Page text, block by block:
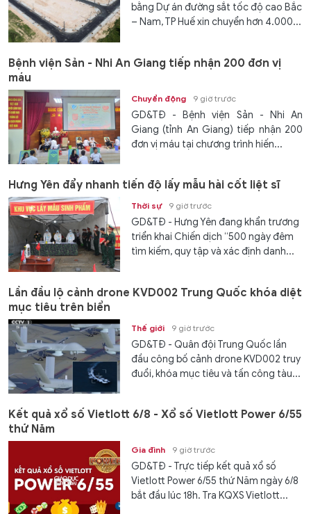
bằng Dự án đường sắt tốc độ cao Bắc
– Nam, TP Huế xin chuyển hơn 4.000...
Bệnh viện Sản - Nhi An Giang tiếp nhận 200 đơn vị
máu
Chuyển động 9 giờ trước
GD&TĐ - Bệnh viện Sản - Nhi An
Giang (tỉnh An Giang) tiếp nhận 200
đơn vị máu tại chương trình hiến...
Hưng Yên đẩy nhanh tiến độ lấy mẫu hài cốt liệt sĩ
Thời sự 9 giờ trước
GD&TĐ - Hưng Yên đang khẩn trương
triển khai Chiến dịch “500 ngày đêm
tìm kiếm, quy tập và xác định danh...
Lần đầu lộ cảnh drone KVD002 Trung Quốc khóa diệt
mục tiêu trên biển
Thế giới 9 giờ trước
GD&TĐ - Quân đội Trung Quốc lần
đầu công bố cảnh drone KVD002 truy
đuổi, khóa mục tiêu và tấn công tàu...
Kết quả xổ số Vietlott 6/8 - Xổ số Vietlott Power 6/55
thứ Năm
Gia đình 9 giờ trước
GD&TĐ - Trực tiếp kết quả xổ số
Vietlott Power 6/55 thứ Năm ngày 6/8
bắt đầu lúc 18h. Tra KQXS Vietlott...